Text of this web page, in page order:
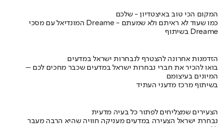
המקום הכי טוב באיצטדיון - שלכם
המונדיאל עם מסכי Dreame - כמו שעוד לא ראיתם ולא שמעתם
בשיתוף Dreame
הזדמנות אחרונה להצטרף לנבחרות ישראל במדעים
בואו להכיר את חברי נבחרות ישראל במדעים שכבר מחכים לכם –
המיונים בעיצומם
בשיתוף מרכז מדעני העתיד
הצעירים שמצליחים לפתור כל בעיה מדעית
נבחרת ישראל הצעירה במדעים מעניקה חוויה שהיא הרבה מעבר